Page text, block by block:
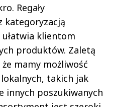
Regały
kategoryzacją
klientom
produktów. Zaletą
mamy możliwość
takich jak
innych poszukiwanych